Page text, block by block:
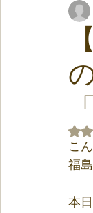
こ
福
本